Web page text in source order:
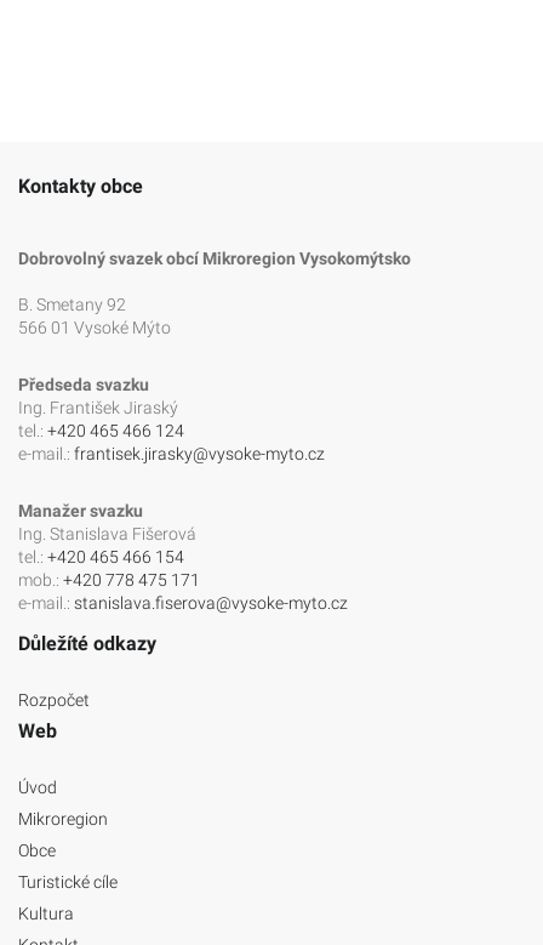
Kontakty obce
Dobrovolný svazek obcí Mikroregion Vysokomýtsko
B. Smetany 92
566 01 Vysoké Mýto
Předseda svazku
Ing. František Jiraský
tel.: +420 465 466 124
e-mail.: frantisek.jirasky@vysoke-myto.cz
Manažer svazku
Ing. Stanislava Fišerová
tel.: +420 465 466 154
mob.: +420 778 475 171
e-mail.: stanislava.fiserova@vysoke-myto.cz
Důležíté odkazy
Rozpočet
Web
Úvod
Mikroregion
Obce
Turistické cíle
Kultura